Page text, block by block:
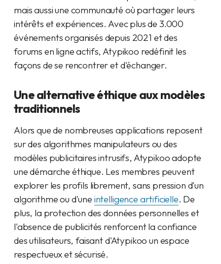
mais aussi une communauté où partager leurs
intérêts et expériences. Avec plus de 3.000
événements organisés depuis 2021 et des
forums en ligne actifs, Atypikoo redéfinit les
façons de se rencontrer et d'échanger.
Une alternative éthique aux modèles
traditionnels
Alors que de nombreuses applications reposent
sur des algorithmes manipulateurs ou des
modèles publicitaires intrusifs, Atypikoo adopte
une démarche éthique. Les membres peuvent
explorer les profils librement, sans pression d'un
algorithme ou d'une intelligence artificielle. De
plus, la protection des données personnelles et
l'absence de publicités renforcent la confiance
des utilisateurs, faisant d'Atypikoo un espace
respectueux et sécurisé.